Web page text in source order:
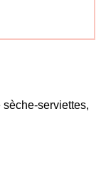
serviettes,